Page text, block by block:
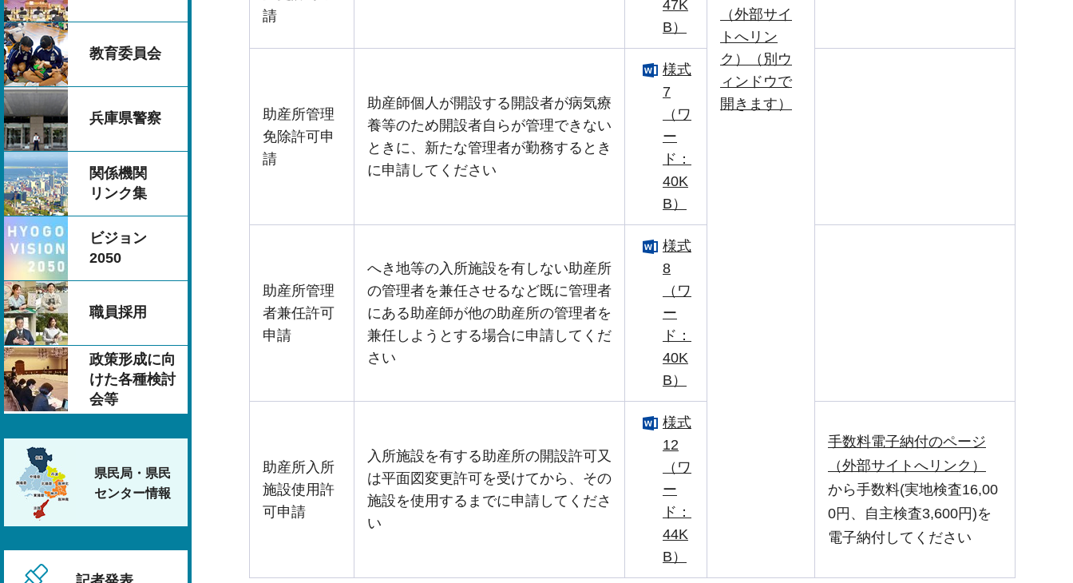
教育委員会
兵庫県警察
関係機関
リンク集
ビジョン
2050
職員採用
政策形成に向
けた各種検討
会等
県民局・県民
センター情報
（外部サイ
トへリン
ク）（別ウ
ィンドウで
開きます）
請
47K
B）
助産所管理
免除許可申
請
助産師個人が開設する開設者が病気療
養等のため開設者自らが管理できない
ときに、新たな管理者が勤務するとき
に申請してください
様式
7
（ワ
ー
ド：
40K
B）
助産所管理
者兼任許可
申請
へき地等の入所施設を有しない助産所
の管理者を兼任させるなど既に管理者
にある助産師が他の助産所の管理者を
兼任しようとする場合に申請してくだ
さい
様式
8
（ワ
ー
ド：
40K
B）
助産所入所
施設使用許
可申請
入所施設を有する助産所の開設許可又
は平面図変更許可を受けてから、その
施設を使用するまでに申請してくださ
い
様式
12
（ワ
ー
ド：
44K
B）
手数料電子納付のページ
（外部サイトへリンク）
から手数料(実地検査16,00
0円、自主検査3,600円)を
電子納付してください